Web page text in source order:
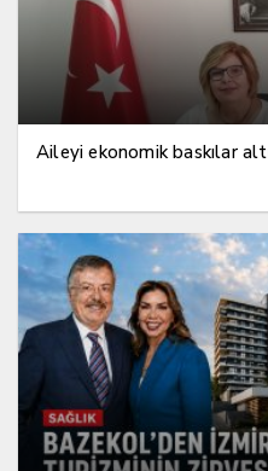
Aileyi ekonomik baskılar